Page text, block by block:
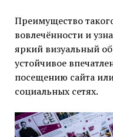
Преимущество
вовлечённости и
яркий визуальный
устойчивое
посещению сайта
социальных сетях.